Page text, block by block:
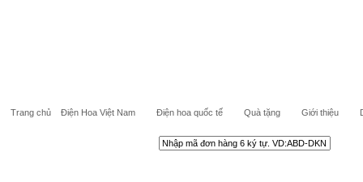
Trang chủ Điện Hoa Việt Nam Điện hoa quốc tế Quà tặng Giới thiệu